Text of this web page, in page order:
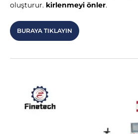
oluşturur. kirlenmeyi önler.
BURAYA TIKLAYIN